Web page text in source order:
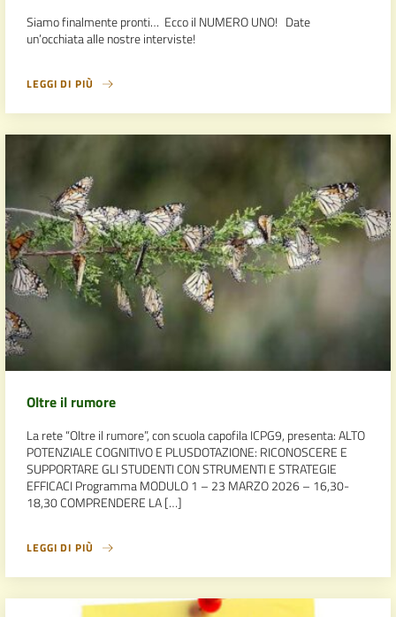
Siamo finalmente pronti… Ecco il NUMERO UNO! Date
un’occhiata alle nostre interviste!
LEGGI DI PIÙ
Oltre il rumore
La rete “Oltre il rumore”, con scuola capofila ICPG9, presenta: ALTO
POTENZIALE COGNITIVO E PLUSDOTAZIONE: RICONOSCERE E
SUPPORTARE GLI STUDENTI CON STRUMENTI E STRATEGIE
EFFICACI Programma MODULO 1 – 23 MARZO 2026 – 16,30-
18,30 COMPRENDERE LA […]
LEGGI DI PIÙ